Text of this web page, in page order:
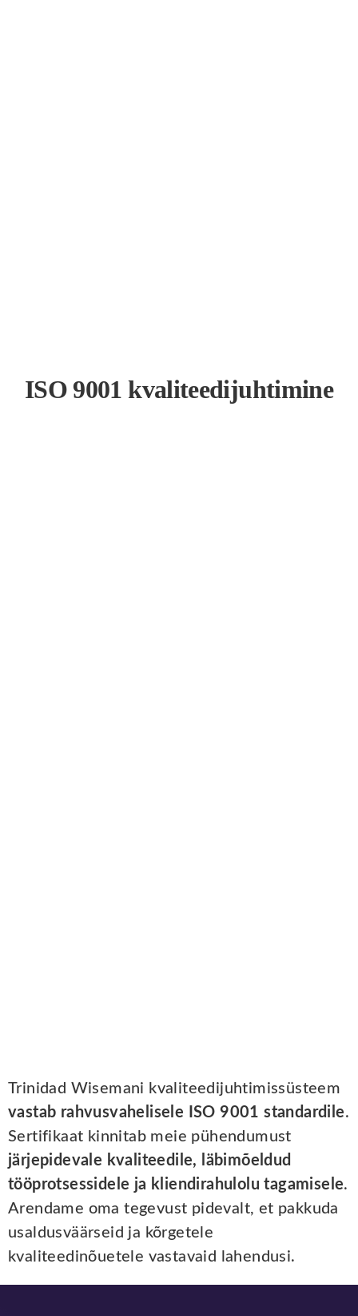
ISO 9001 kvaliteedijuhtimine
Trinidad Wisemani kvaliteedijuhtimissüsteem
vastab rahvusvahelisele ISO 9001 standardile.
Sertifikaat kinnitab meie pühendumust
järjepidevale kvaliteedile, läbimõeldud
tööprotsessidele ja kliendirahulolu tagamisele.
Arendame oma tegevust pidevalt, et pakkuda
usaldusväärseid ja kõrgetele
kvaliteedinõuetele vastavaid lahendusi.